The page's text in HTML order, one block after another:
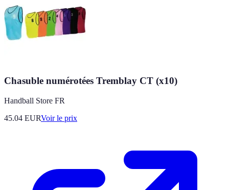
Chasuble numérotées Tremblay CT (x10)
Handball Store FR
45.04 EURVoir le prix